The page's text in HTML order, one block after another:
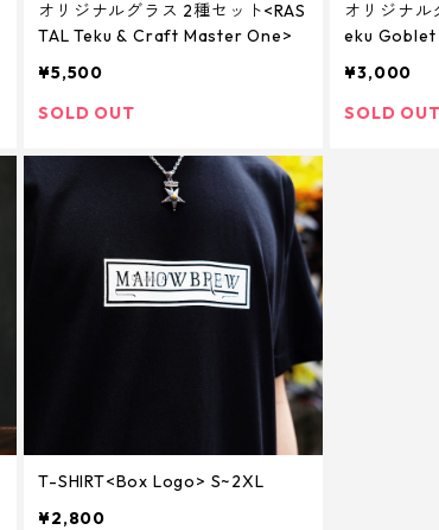
オリジナルグラス 2種セット<RAS
TAL Teku & Craft Master One>
¥5,500
SOLD OUT
オリジナル
eku
¥3,000
SOLD
T-SHIRT<Box Logo> S~2XL
¥2,800